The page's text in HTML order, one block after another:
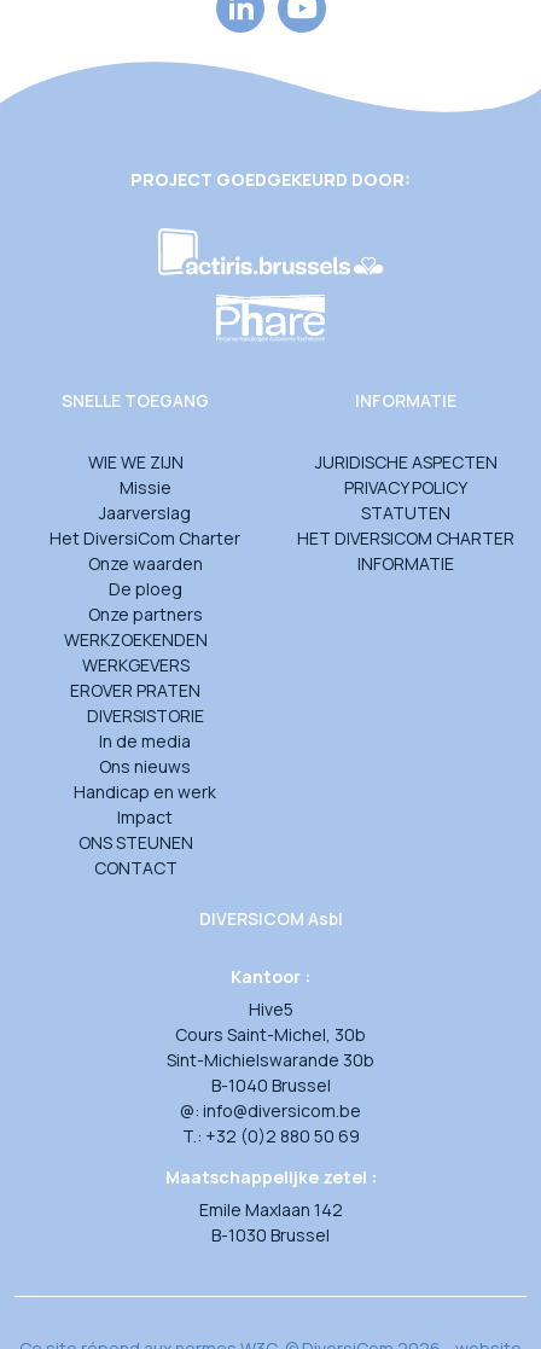
DIVERSICOM Asbl
Kantoor :
Hive5
Cours Saint-Michel, 30b
Sint-Michielswarande 30b
B-1040 Brussel
@: info@diversicom.be
T.: +32 (0)2 880 50 69
Maatschappelijke zetel :
Emile Maxlaan 142
B-1030 Brussel
SNELLE TOEGANG
WIE WE ZIJN
Missie
Jaarverslag
Het DiversiCom Charter
Onze waarden
De ploeg
Onze partners
WERKZOEKENDEN
WERKGEVERS
EROVER PRATEN
DIVERSISTORIE
In de media
Ons nieuws
Handicap en werk
Impact
ONS STEUNEN
CONTACT
INFORMATIE
JURIDISCHE ASPECTEN
PRIVACY POLICY
STATUTEN
HET DIVERSICOM CHARTER
INFORMATIE
PROJECT GOEDGEKEURD DOOR: